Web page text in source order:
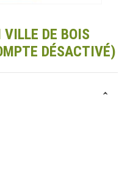
VILLE DE BOIS
DÉSACTIVÉ)